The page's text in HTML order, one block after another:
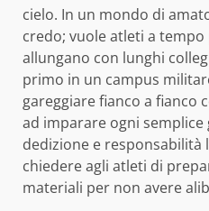
cielo. In un mondo di
credo; vuole atleti a tempo
allungano con lunghi
primo in un campus
gareggiare fianco a fianco
ad imparare ogni semplice
dedizione e responsabilità
chiedere agli atleti di
materiali per non avere